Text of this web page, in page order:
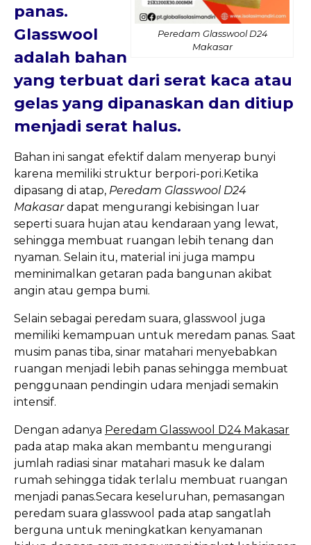
Peredam Glasswool D24
Makasar
panas.
Glasswool
adalah bahan
yang terbuat dari serat kaca atau
gelas yang dipanaskan dan ditiup
menjadi serat halus.
Bahan ini sangat efektif dalam menyerap bunyi
karena memiliki struktur berpori-pori.Ketika
dipasang di atap, Peredam Glasswool D24
Makasardapat mengurangi kebisingan luar
seperti suara hujan atau kendaraan yang lewat,
sehingga membuat ruangan lebih tenang dan
nyaman. Selain itu, material ini juga mampu
meminimalkan getaran pada bangunan akibat
angin atau gempa bumi.
Selain sebagai peredam suara, glasswool juga
memiliki kemampuan untuk meredam panas. Saat
musim panas tiba, sinar matahari menyebabkan
ruangan menjadi lebih panas sehingga membuat
penggunaan pendingin udara menjadi semakin
intensif.
Dengan adanya Peredam Glasswool D24 Makasar
pada atap maka akan membantu mengurangi
jumlah radiasi sinar matahari masuk ke dalam
rumah sehingga tidak terlalu membuat ruangan
menjadi panas.Secara keseluruhan, pemasangan
peredam suara glasswool pada atap sangatlah
berguna untuk meningkatkan kenyamanan